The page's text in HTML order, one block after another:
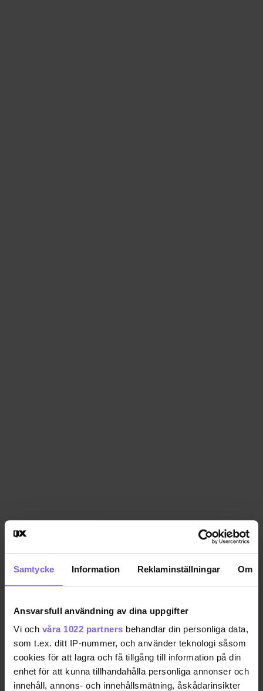
Samtycke Information Reklaminställningar Om
Ansvarsfull användning av dina uppgifter
Vi och våra 1022 partners behandlar din personliga data,
som t.ex. ditt IP-nummer, och använder teknologi såsom
cookies för att lagra och få tillgång till information på din
enhet för att kunna tillhandahålla personliga annonser och
innehåll, annons- och innehållsmätning, åskådarinsikter